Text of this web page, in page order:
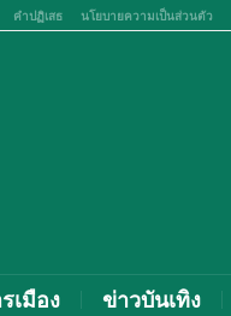
คำปฏิเสธ นโยบายความเป็นส่วนตัว
เมือง ข่าวบันเทิง